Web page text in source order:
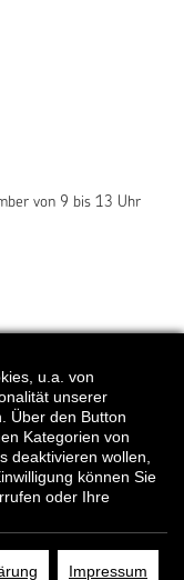
von 9 bis 13 Uhr
und bei Selbstabholung.
es sich um die
u.a. von
unserer
Über den Button
Kategorien von
deaktivieren wollen,
können Sie
oder Ihre
Impressum